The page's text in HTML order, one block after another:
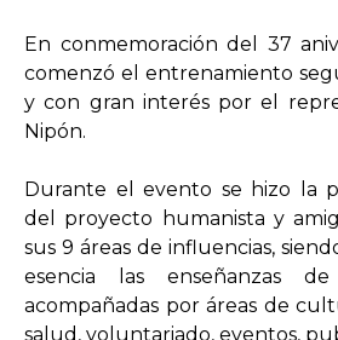
En conmemoración del 37
comenzó el entrenamiento
y con gran interés por el
Nipón.
Durante el evento se hizo la
del proyecto humanista y
sus 9 áreas de influencias,
esencia las enseñanzas
acompañadas por áreas de
salud, voluntariado, eventos,